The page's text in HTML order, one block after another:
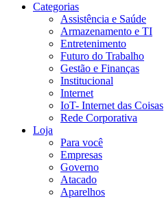
Categorias
Assistência e Saúde
Armazenamento e TI
Entretenimento
Futuro do Trabalho
Gestão e Finanças
Institucional
Internet
IoT- Internet das Coisas
Rede Corporativa
Loja
Para você
Empresas
Governo
Atacado
Aparelhos